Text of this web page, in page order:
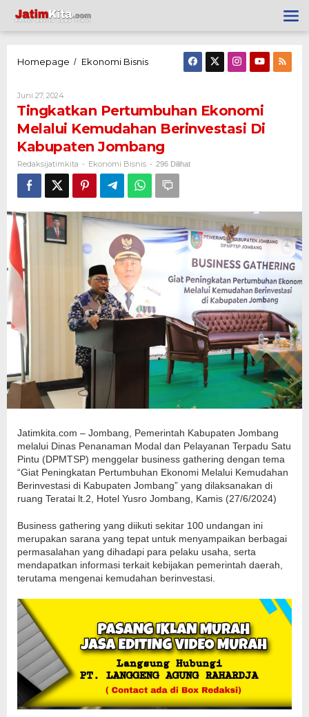
konten
Homepage / Ekonomi BisnisTingkatkan
Pertumbuhan
Kemudahan
Berinvestasi
Di
Kabupaten
Jombang
Juni 27, 2024Oleh
Redaksijatimkita
Tingkatkan Pertumbuhan Ekonomi
Melalui Kemudahan Berinvestasi Di
Kabupaten Jombang
Redaksijatimkita - Ekonomi Bisnis - 296 Dilihat
Jatimkita.com – Jombang, Pemerintah Kabupaten Jombang
melalui Dinas Penanaman Modal dan Pelayanan Terpadu Satu
Pintu (DPMTSP) menggelar business gathering dengan tema
“Giat Peningkatan Pertumbuhan Ekonomi Melalui Kemudahan
Berinvestasi di Kabupaten Jombang” yang dilaksanakan di
ruang Teratai lt.2, Hotel Yusro Jombang, Kamis (27/6/2024)
Business gathering yang diikuti sekitar 100 undangan ini
merupakan sarana yang tepat untuk menyampaikan berbagai
permasalahan yang dihadapi para pelaku usaha, serta
mendapatkan informasi terkait kebijakan pemerintah daerah,
terutama mengenai kemudahan berinvestasi.